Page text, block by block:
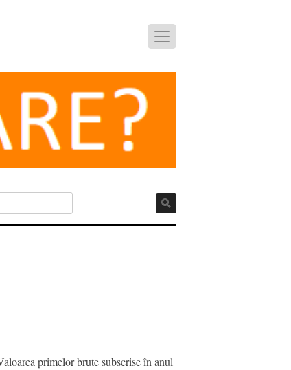
primelor brute subscrise în anul